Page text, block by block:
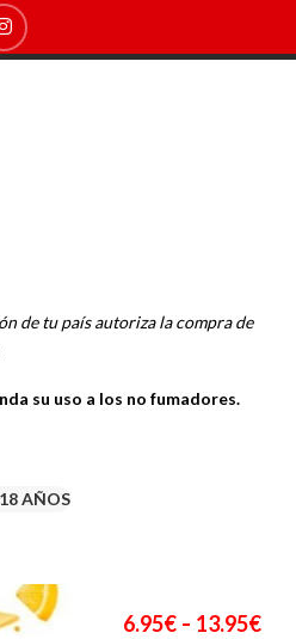
de tu país autoriza la compra de
su uso a los no fumadores.
AÑOS
BAR
6.95€ - 13.95€